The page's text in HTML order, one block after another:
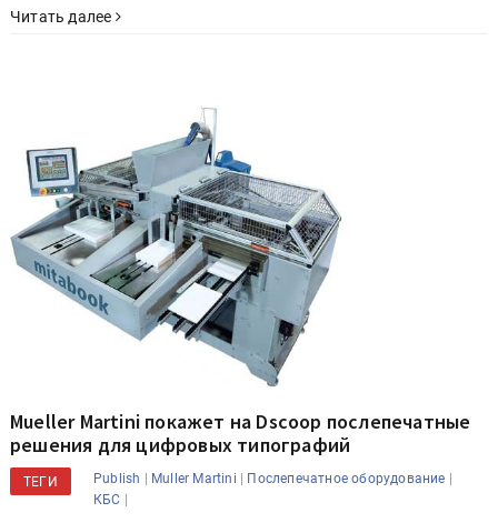
Читать далее
Mueller Martini покажет на Dscoop послепечатные
решения для цифровых типографий
ТЕГИ Publish | Muller Martini | Послепечатное оборудование |
КБС |